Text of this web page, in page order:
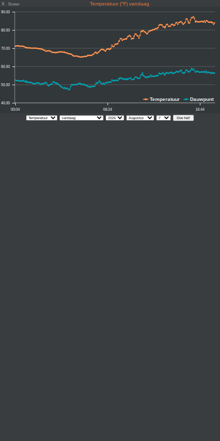
X Sluiten Temperatuur (°F) vandaag